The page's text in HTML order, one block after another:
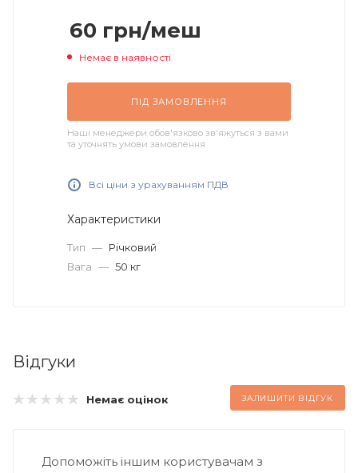
60 грн/меш
Немає в наявності
ПІД ЗАМОВЛЕННЯ
Наші менеджери обов'язково зв'яжуться з вами
та уточнять умови замовлення
Всі ціни з урахуванням ПДВ
Характеристики
Тип — Річковий
Вага — 50 кг
Відгуки
Немає оцінок ЗАЛИШИТИ ВІДГУК
Допоможіть іншим користувачам з